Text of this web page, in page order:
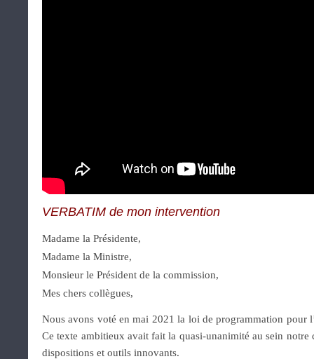
VERBATIM de mon intervention
Madame la Présidente,
Madame la Ministre,
Monsieur le Président de la commission,
Mes chers collègues,
Nous avons voté en mai 2021 la loi de programmation pour
Ce texte ambitieux avait fait la quasi-unanimité au sein notre
dispositions et outils innovants.